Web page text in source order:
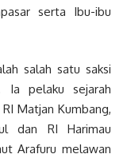
serta Ibu-ibu
salah satu saksi
pelaku sejarah
Matjan Kumbang,
dan RI Harimau
Arafuru melawan